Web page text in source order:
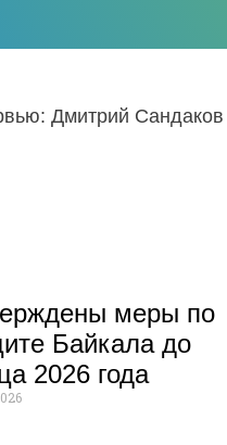
Дмитрий Сандаков
меры по
Байкала до
2026 года